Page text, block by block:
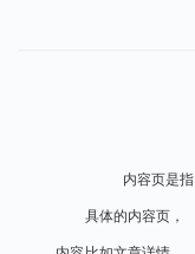
内容页是指
具体的内容页，